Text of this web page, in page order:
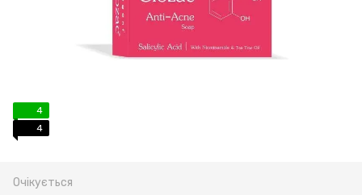
4
4
Очікується